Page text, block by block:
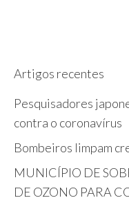
Artigos recentes
Pesquisadores
contra o coronavírus
Bombeiros limpam
MUNICÍPIO DE
DE OZONO PARA